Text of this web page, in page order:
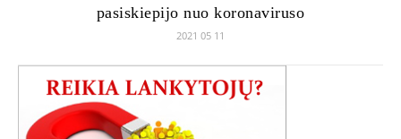
pasiskiepijo nuo koronaviruso
2021 05 11